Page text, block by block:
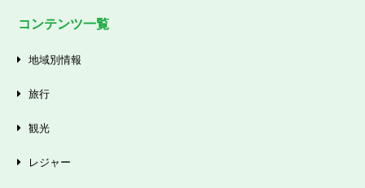
コンテンツ一覧
地域別情報
旅行
観光
レジャー